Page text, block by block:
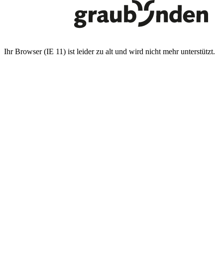
Ihr Browser (IE 11) ist leider zu alt und wird nicht mehr unterstützt.